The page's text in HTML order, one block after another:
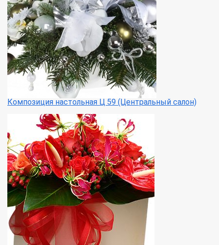
Композиция настольная Ц 59 (Центральный салон)